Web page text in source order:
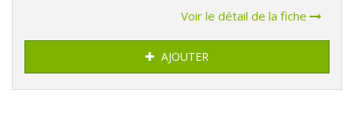
Voir le détail de la fiche
AJOUTER